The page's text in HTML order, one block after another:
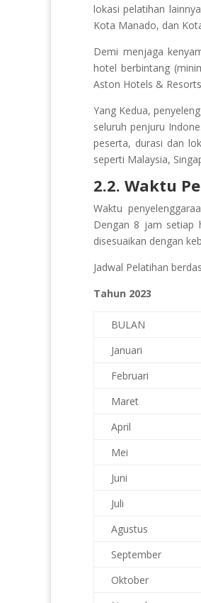
lokasi pelatihan
Kota Manado, dan
Demi menjaga
hotel berbintang
Aston Hotels &
Yang Kedua,
seluruh penjuru
peserta, durasi dan
seperti Malaysia,
2.2. Waktu
Waktu
Dengan 8 jam setiap
disesuaikan dengan
Jadwal Pelatihan
Tahun 2023
BULAN
Januari
Februari
Maret
April
Mei
Juni
Juli
Agustus
September
Oktober